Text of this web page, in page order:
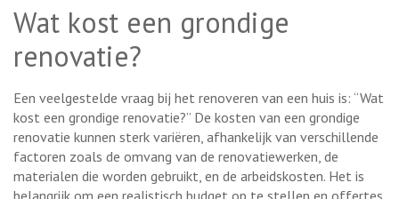
Wat kost een grondige
renovatie?
Een veelgestelde vraag bij het renoveren van een huis is: “Wat
kost een grondige renovatie?” De kosten van een grondige
renovatie kunnen sterk variëren, afhankelijk van verschillende
factoren zoals de omvang van de renovatiewerken, de
materialen die worden gebruikt, en de arbeidskosten. Het is